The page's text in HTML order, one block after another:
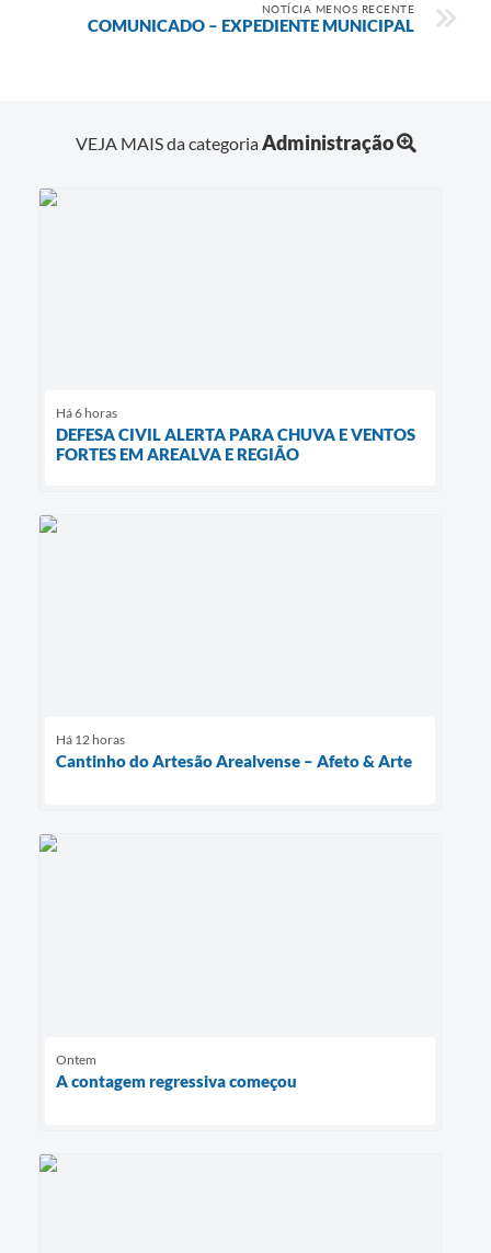
NOTÍCIA MENOS RECENTE
COMUNICADO – EXPEDIENTE MUNICIPAL
VEJA MAIS da categoriaAdministração
Há 6 horas
DEFESA CIVIL ALERTA PARA CHUVA E VENTOS
FORTES EM AREALVA E REGIÃO
Há 12 horas
Cantinho do Artesão Arealvense – Afeto & Arte
Ontem
A contagem regressiva começou